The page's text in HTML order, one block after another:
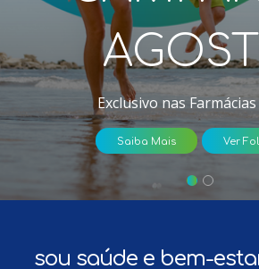
Exclusivo nas
Saiba Mais Ver
sou saúde e bem-